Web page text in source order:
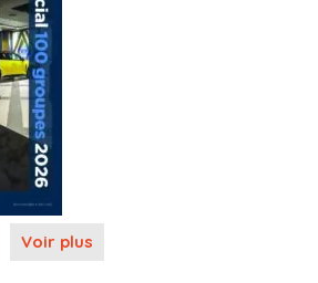
Voir plus